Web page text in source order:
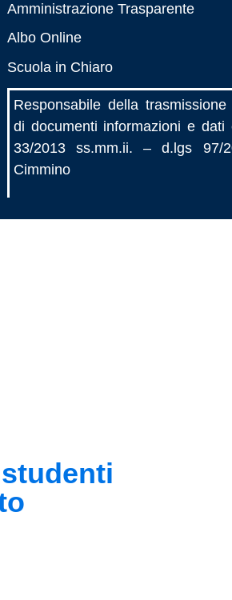
Amministrazione Trasparente
Albo Online
Scuola in Chiaro
Responsabile della
di documenti informazioni e
33/2013 ss.mm.ii. – d.lgs 97/
Cimmino